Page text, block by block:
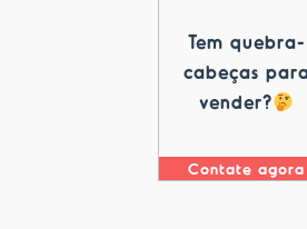
Tem quebra-
cabeças
vender?
Contate agora